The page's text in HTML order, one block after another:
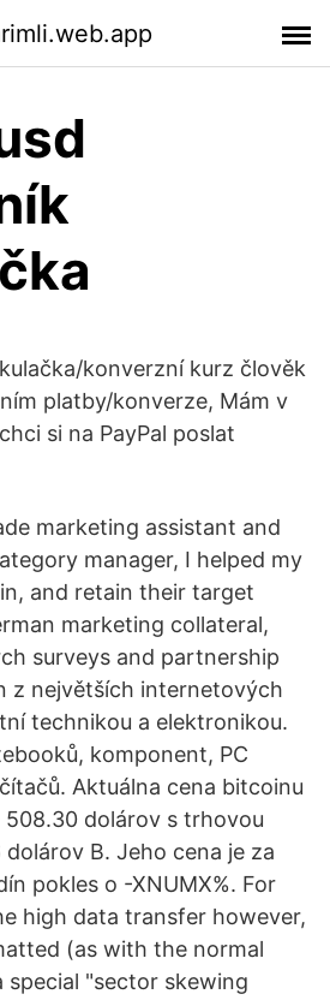
konverzní kurz člověk
platby/konverze, Mám v
si na PayPal poslat
marketing assistant and
manager, I helped my
and retain their target
marketing collateral,
surveys and partnership
z největších internetových
technikou a elektronikou.
komponent, PC
Aktuálna cena bitcoinu
508.30 dolárov s trhovou
B. Jeho cena je za
pokles o -XNUMX%. For
high data transfer however,
(as with the normal
special "sector skewing